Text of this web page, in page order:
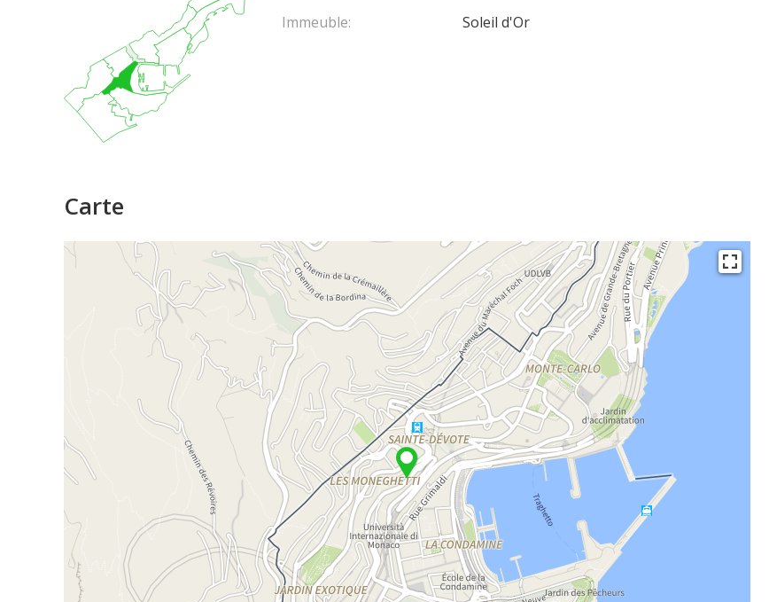
Immeuble:
Soleil d'Or
Carte